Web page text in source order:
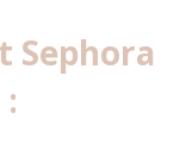
Sephora